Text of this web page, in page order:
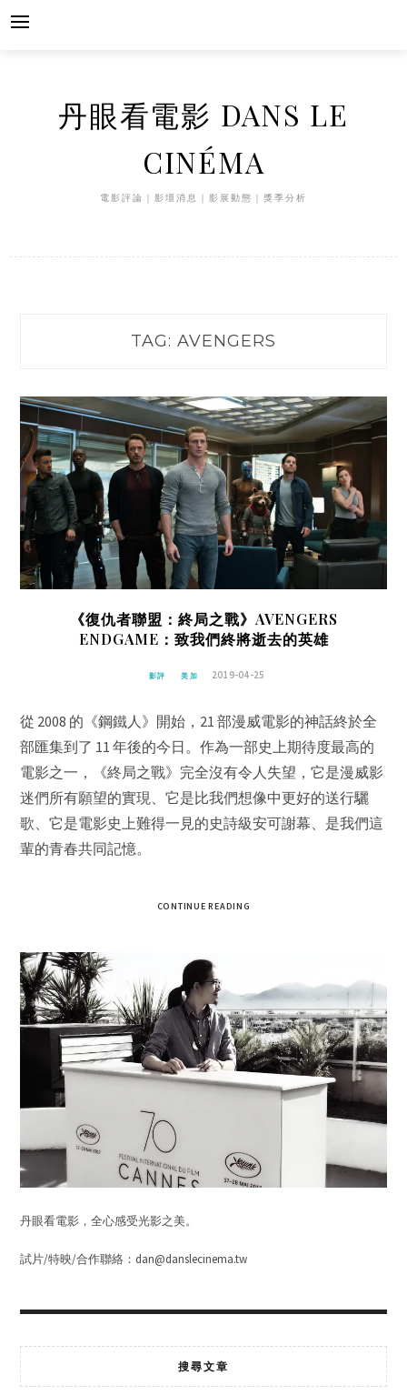
Skip
丹眼看電影 DANS LE
CINÉMA
電影評論｜影壇消息｜影展動態｜獎季分析
TAG: AVENGERS
《復仇者聯盟：終局之戰》AVENGERS
ENDGAME：致我們終將逝去的英雄
影評 美加 2019-04-25
從 2008 的《鋼鐵人》開始，21 部漫威電影的神話終於全
部匯集到了 11 年後的今日。作為一部史上期待度最高的
電影之一，《終局之戰》完全沒有令人失望，它是漫威影
迷們所有願望的實現、它是比我們想像中更好的送行驪
歌、它是電影史上難得一見的史詩級安可謝幕、是我們這
輩的青春共同記憶。
CONTINUE READING
丹眼看電影，全心感受光影之美。
試片/特映/合作聯絡：dan@danslecinema.tw
搜尋文章